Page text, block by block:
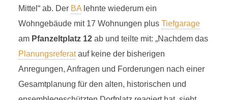
Mittel“ ab. Der BAlehnte wiederum ein
Wohngebäude mit 17 Wohnungen plus Tiefgarage
am Pfanzeltplatz 12ab und teilte mit: „Nachdem das
Planungsreferatauf keine der bisherigen
Anregungen, Anfragen und Forderungen nach einer
Gesamtplanung für den alten, historischen und